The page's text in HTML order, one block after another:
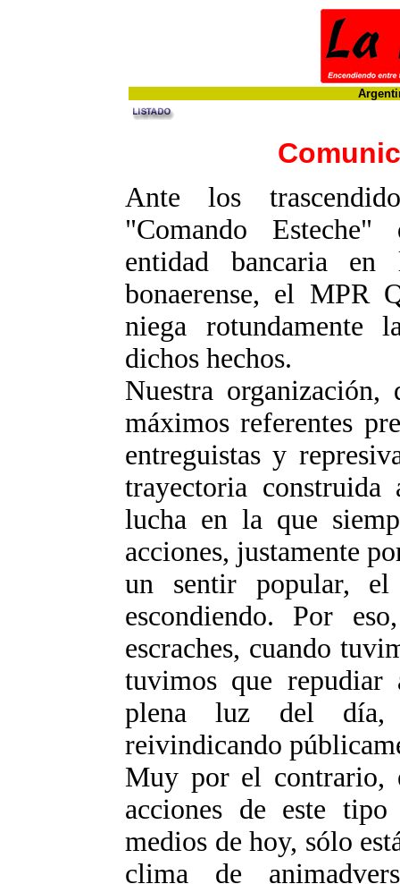
Ante los
"Comando
entidad bancaria
bonaerense, el MPR
niega rotundamente
dichos hechos.
Nuestra
máximos referentes
entreguistas y
trayectoria
lucha en la que
acciones, justamente
un sentir popular, el
escondiendo. Por
escraches, cuando
tuvimos que
plena luz del día,
reivindicando
Muy por el contrario,
acciones de este
medios de hoy, sólo
clima de